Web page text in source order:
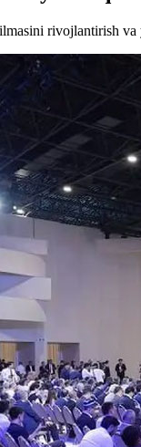
rivojlantirish